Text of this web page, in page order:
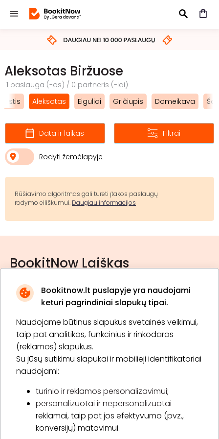
Bookitnow.lt puslapyje yra naudojami
keturi pagrindiniai slapukų tipai.
Naudojame būtinus slapukus svetainės veikimui,
taip pat analitikos, funkcinius ir rinkodaros
(reklamos) slapukus.
Su jūsų sutikimu slapukai ir mobilieji identifikatoriai
naudojami:
turinio ir reklamos personalizavimui;
personalizuotai ir nepersonalizuotai
reklamai, taip pat jos efektyvumo (pvz.,
konversijų) matavimui.
IEŠKOTI
Aleksotas Biržuose
1 paslauga (-os) / 0 partneris (-iai)
Aleksotas Eiguliai Gričiupis Domeikava
Data ir laikas Filtrai
Rodyti žemėlapyje
Rūšiavimo algoritmas gali turėti įtakos paslaugų
rodymo eiliškumui. Daugiau informacijos
BookitNow Laiškas
* Susipažinau su privatumo politika
Prenumeruoti
Apie „BookitNow“
Informacija